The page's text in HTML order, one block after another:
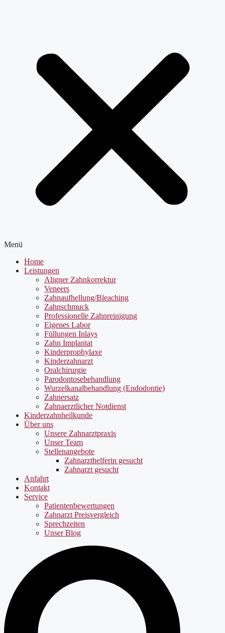
Menü
Home
Leistungen
Aligner Zahnkorrektur
Veneers
Zahnaufhellung/Bleaching
Zahnschmuck
Professionelle Zahnreinigung
Eigenes Labor
Füllungen Inlays
Zahn Implantat
Kinderprophylaxe
Kinderzahnarzt
Oralchirurgie
Parodontosebehandlung
Wurzelkanalbehandlung (Endodontie)
Zahnersatz
Zahnaerztlicher Notdienst
Kinderzahnheilkunde
Über uns
Unsere Zahnarztpraxis
Unser Team
Stellenangebote
Zahnarzthelferin gesucht
Zahnarzt gesucht
Anfahrt
Kontakt
Service
Patientenbewertungen
Zahnarzt Preisvergleich
Sprechzeiten
Unser Blog